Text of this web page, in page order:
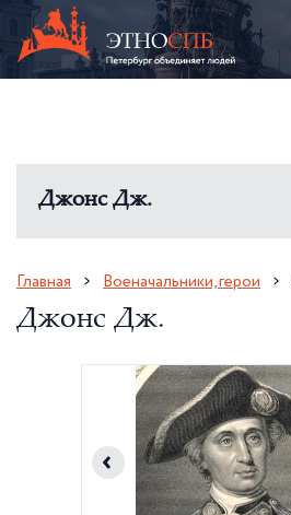
Джонс Дж.
Главная Военачальники, герои
Джонс Дж.